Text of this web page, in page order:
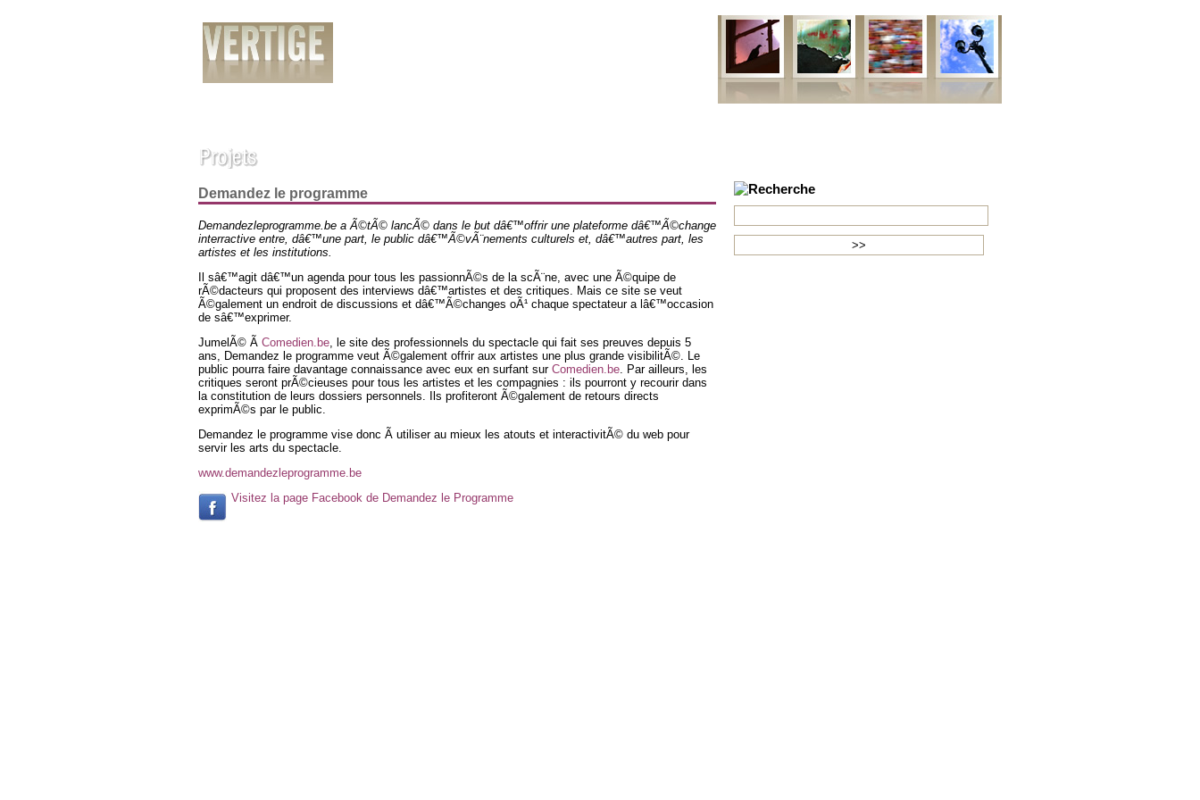
Demandez le programme
Demandezleprogramme.be a Ã©tÃ© lancÃ© dans le but dâ€™offrir une plateforme dâ€™Ã©change
interractive entre, dâ€™une part, le public dâ€™Ã©vÃ¨nements culturels et, dâ€™autres part, les
artistes et les institutions.
Il sâ€™agit dâ€™un agenda pour tous les passionnÃ©s de la scÃ¨ne, avec une Ã©quipe de
rÃ©dacteurs qui proposent des interviews dâ€™artistes et des critiques. Mais ce site se veut
Ã©galement un endroit de discussions et dâ€™Ã©changes oÃ¹ chaque spectateur a lâ€™occasion
de sâ€™exprimer.
JumelÃ© Ã Comedien.be, le site des professionnels du spectacle qui fait ses preuves depuis 5
ans, Demandez le programme veut Ã©galement offrir aux artistes une plus grande visibilitÃ©. Le
public pourra faire davantage connaissance avec eux en surfant sur Comedien.be. Par ailleurs, les
critiques seront prÃ©cieuses pour tous les artistes et les compagnies : ils pourront y recourir dans
la constitution de leurs dossiers personnels. Ils profiteront Ã©galement de retours directs
exprimÃ©s par le public.
Demandez le programme vise donc Ã utiliser au mieux les atouts et interactivitÃ© du web pour
servir les arts du spectacle.
www.demandezleprogramme.be
Visitez la page Facebook de Demandez le Programme